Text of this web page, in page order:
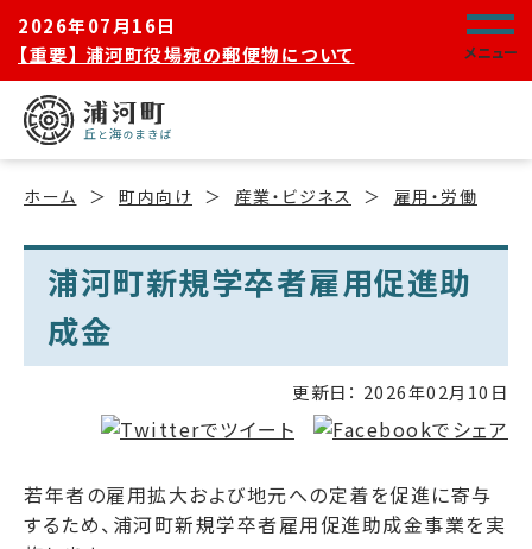
2026年07月16日
【重要】 浦河町役場宛の郵便物について
メニュー
ホーム 町内向け 産業・ビジネス 雇用・労働
浦河町新規学卒者雇用促進助
成金
更新日： 2026年02月10日
若年者の雇用拡大および地元への定着を促進に寄与
するため、浦河町新規学卒者雇用促進助成金事業を実